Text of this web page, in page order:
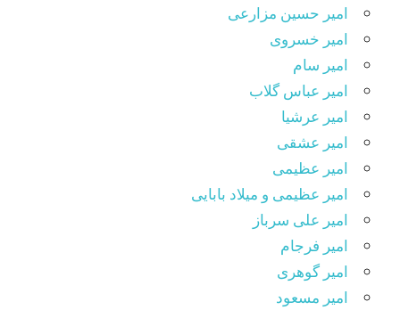
امیر حسین مزارعی
امیر خسروی
امیر سام
امیر عباس گلاب
امیر عرشیا
امیر عشقی
امیر عظیمی
امیر عظیمی و میلاد بابایی
امیر علی سرباز
امیر فرجام
امیر گوهری
امیر مسعود